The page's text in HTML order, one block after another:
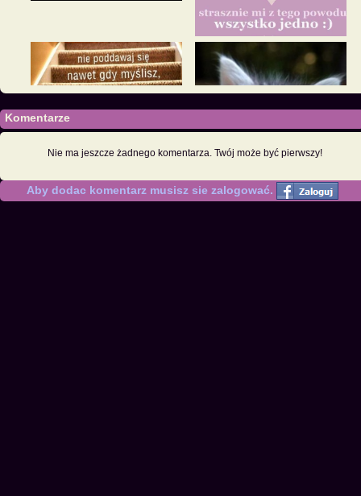
Komentarze
Nie ma jeszcze żadnego komentarza. Twój może być pierwszy!
Aby dodac komentarz musisz sie zalogować.